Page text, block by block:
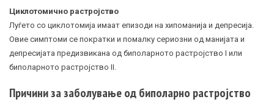
Циклотомично растројство
Луѓето со циклотомија имаат епизоди на хипоманија и депресија.
Овие симптоми се пократки и помалку сериозни од манијата и
депресијата предизвикана од биполарното растројство I или
биполарното растројство II.
Причини за заболување од биполарно растројство